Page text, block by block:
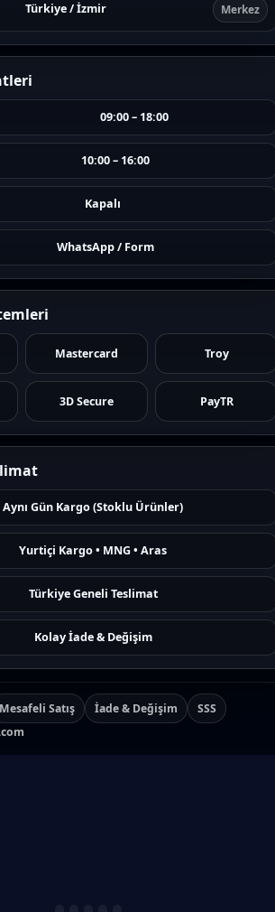
Türkiye / İzmir Merkez
09:00 – 18:00
10:00 – 16:00
Kapalı
WhatsApp / Form
Mastercard Troy
3D Secure PayTR
Aynı Gün Kargo (Stoklu Ürünler)
Yurtiçi Kargo • MNG • Aras
Türkiye Geneli Teslimat
Kolay İade & Değişim
Mesafeli Satış İade & Değişim
SSS